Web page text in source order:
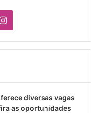
I
n
a
diversas vagas
as oportunidades